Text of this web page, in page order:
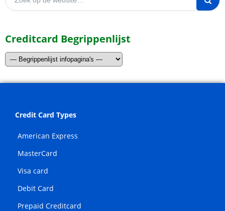
Creditcard Begrippenlijst
Credit Card Types
American Express
MasterCard
Visa card
Debit Card
Prepaid Creditcard